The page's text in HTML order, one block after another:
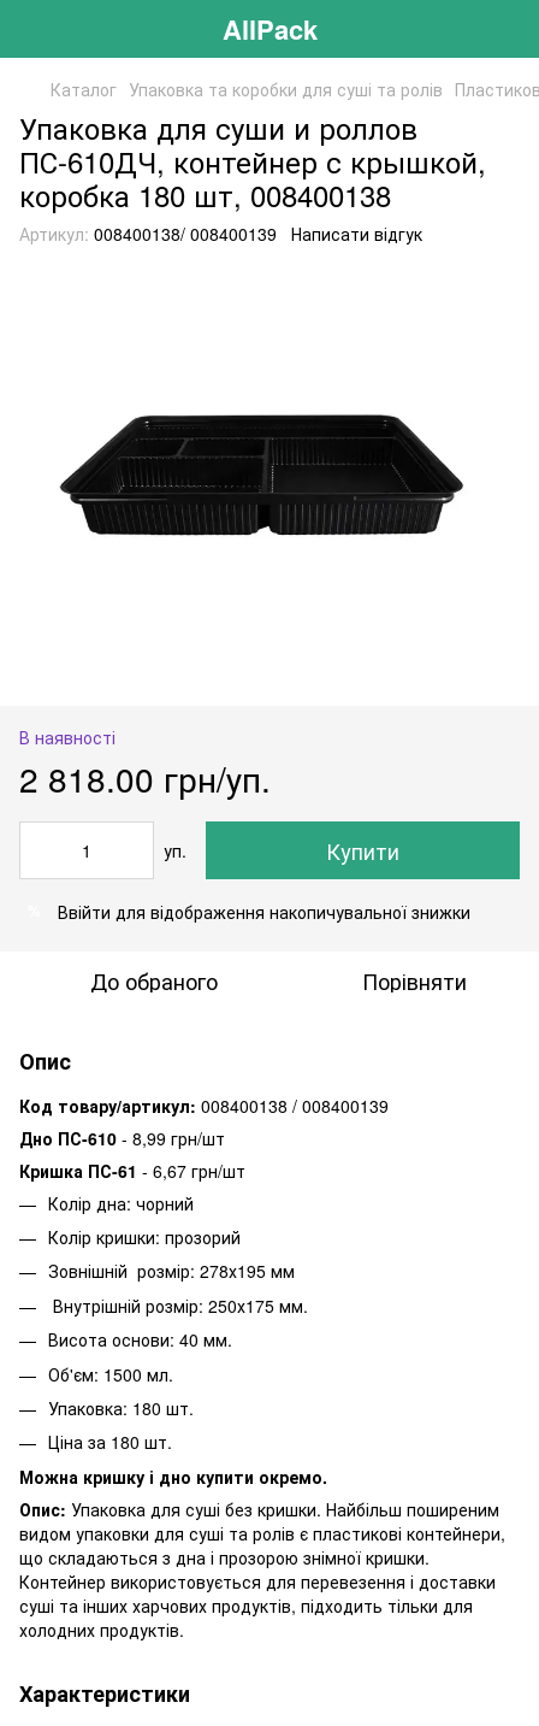
AllPack
Каталог Упаковка та коробки для суші та ролів
Упаковка для суши и роллов
ПС-610ДЧ, контейнер с крышкой,
коробка 180 шт, 008400138
Артикул: 008400138/ 008400139 Написати відгук
В наявності
2 818.00 грн/уп.
уп. Купити
Ввійти для відображення накопичувальної знижки
До обраного Порівняти
Опис
Код товару/артикул: 008400138 / 008400139
Дно ПС-610 - 8,99 грн/шт
Кришка ПС-61 - 6,67 грн/шт
Колір дна: чорний
Колір кришки: прозорий
Зовнішній розмір: 278х195 мм
Внутрішній розмір: 250х175 мм.
Висота основи: 40 мм.
Об'єм: 1500 мл.
Упаковка: 180 шт.
Ціна за 180 шт.
Можна кришку і дно купити окремо.
Опис: Упаковка для суші без кришки. Найбільш поширеним
видом упаковки для суші та ролів є пластикові контейнери,
що складаються з дна і прозорою знімної кришки.
Контейнер використовується для перевезення і доставки
суші та інших харчових продуктів, підходить тільки для
холодних продуктів.
Характеристики